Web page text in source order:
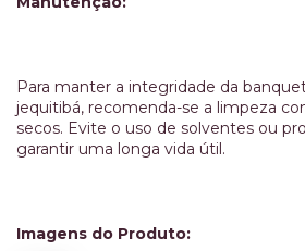
Para manter a integridade da
jequitibá, recomenda-se a limpeza
secos. Evite o uso de solventes ou
garantir uma longa vida útil.
Imagens do Produto: